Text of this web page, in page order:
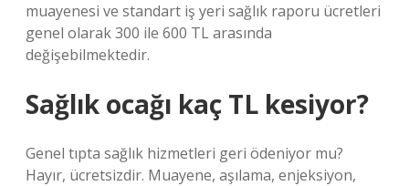
muayenesi ve standart iş yeri sağlık raporu ücretleri
genel olarak 300 ile 600 TL arasında
değişebilmektedir.
Sağlık ocağı kaç TL kesiyor?
Genel tıpta sağlık hizmetleri geri ödeniyor mu?
Hayır, ücretsizdir. Muayene, aşılama, enjeksiyon,